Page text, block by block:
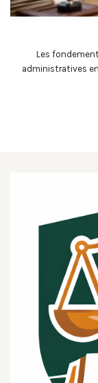
Les
administratives